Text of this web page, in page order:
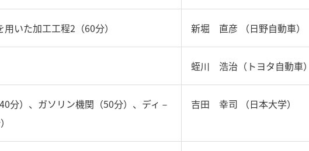
用いた加工工程2（60分） 新堀 直彦 （日野自動車）
蛭川 浩治（トヨタ自動車）
分）、ガソリン機関（50分）、ディ－
吉田 幸司 （日本大学）